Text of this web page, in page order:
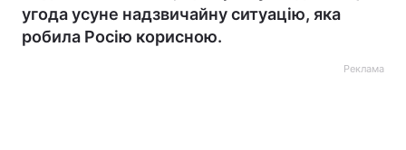
угода усуне надзвичайну ситуацію, яка
робила Росію корисною.
Реклама